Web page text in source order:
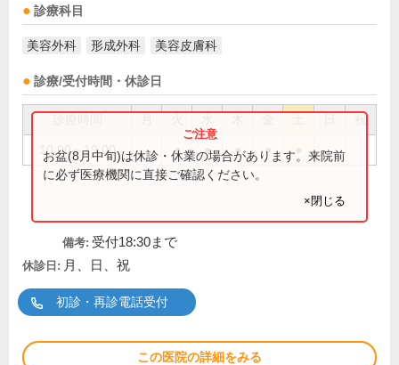
診療科目
美容外科 形成外科 美容皮膚科
診療/受付時間・休診日
祝
10:00～19:00 ● ● ● ●
お盆(8月中旬)は休診・休業の場合があります。来院前
に必ず医療機関に直接ご確認ください。
×閉じる
備考: 受付18:30まで
休診日: 月、日、祝
初診・再診電話受付
この医院の詳細をみる